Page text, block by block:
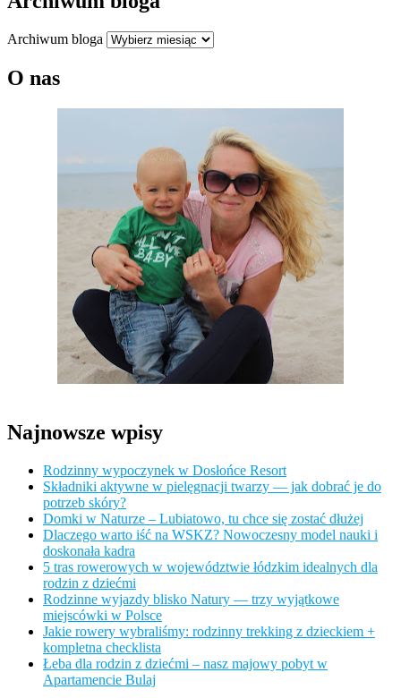
Archiwum bloga
O nas
Najnowsze wpisy
Rodzinny wypoczynek w Dosłońce Resort
Składniki aktywne w pielęgnacji twarzy — jak dobrać je do
potrzeb skóry?
Domki w Naturze – Lubiatowo, tu chce się zostać dłużej
Dlaczego warto iść na WSKZ? Nowoczesny model nauki i
doskonała kadra
5 tras rowerowych w województwie łódzkim idealnych dla
rodzin z dziećmi
Rodzinne wyjazdy blisko Natury — trzy wyjątkowe
miejscówki w Polsce
Jakie rowery wybraliśmy: rodzinny trekking z dzieckiem +
kompletna checklista
Łeba dla rodzin z dziećmi – nasz majowy pobyt w
Apartamencie Bulaj